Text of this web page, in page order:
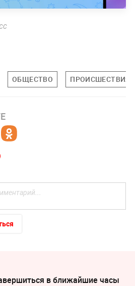
ОБЩЕСТВО ПРОИСШЕСТВИЯ
в ближайшие часы